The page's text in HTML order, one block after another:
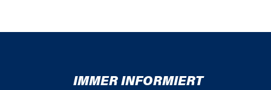
IMMER INFORMIERT